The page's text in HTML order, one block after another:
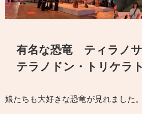
有名な恐竜 ティラノ
テラノドン・トリケラ
娘たちも大好きな恐竜が見れました。